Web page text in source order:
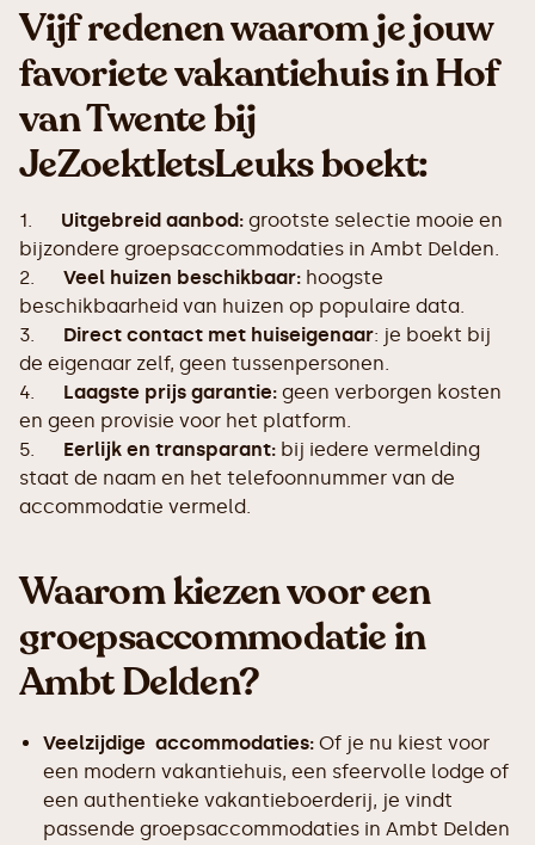
Vijf redenen waarom je jouw
favoriete vakantiehuis in Hof
van Twente bij
JeZoektIetsLeuks boekt:
1. Uitgebreid aanbod: grootste selectie mooie en
bijzondere groepsaccommodaties in Ambt Delden.
2. Veel huizen beschikbaar: hoogste
beschikbaarheid van huizen op populaire data.
3. Direct contact met huiseigenaar: je boekt bij
de eigenaar zelf, geen tussenpersonen.
4. Laagste prijs garantie: geen verborgen kosten
en geen provisie voor het platform.
5. Eerlijk en transparant: bij iedere vermelding
staat de naam en het telefoonnummer van de
accommodatie vermeld.
Waarom kiezen voor een
groepsaccommodatie in
Ambt Delden?
Veelzijdige accommodaties: Of je nu kiest voor
een modern vakantiehuis, een sfeervolle lodge of
een authentieke vakantieboerderij, je vindt
passende groepsaccommodaties in Ambt Delden